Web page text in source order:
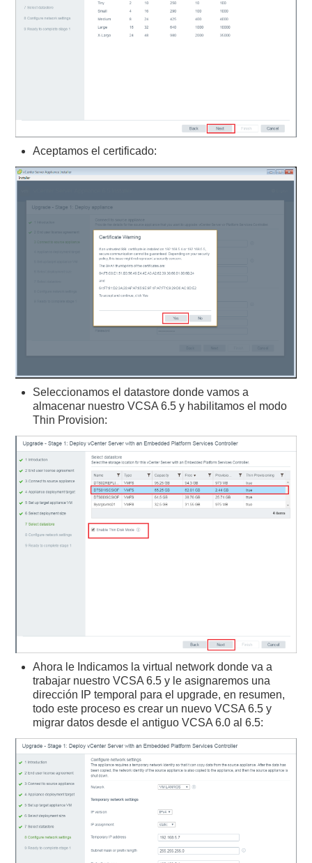
Aceptamos el certificado:
Seleccionamos el datastore donde vamos a
almacenar nuestro VCSA 6.5 y habilitamos el modo
Thin Provision:
Ahora le Indicamos la virtual network donde va a
trabajar nuestro VCSA 6.5 y le asignaremos una
dirección IP temporal para el upgrade, en resumen,
todo este proceso es crear un nuevo VCSA 6.5 y
migrar datos desde el antiguo VCSA 6.0 al 6.5: